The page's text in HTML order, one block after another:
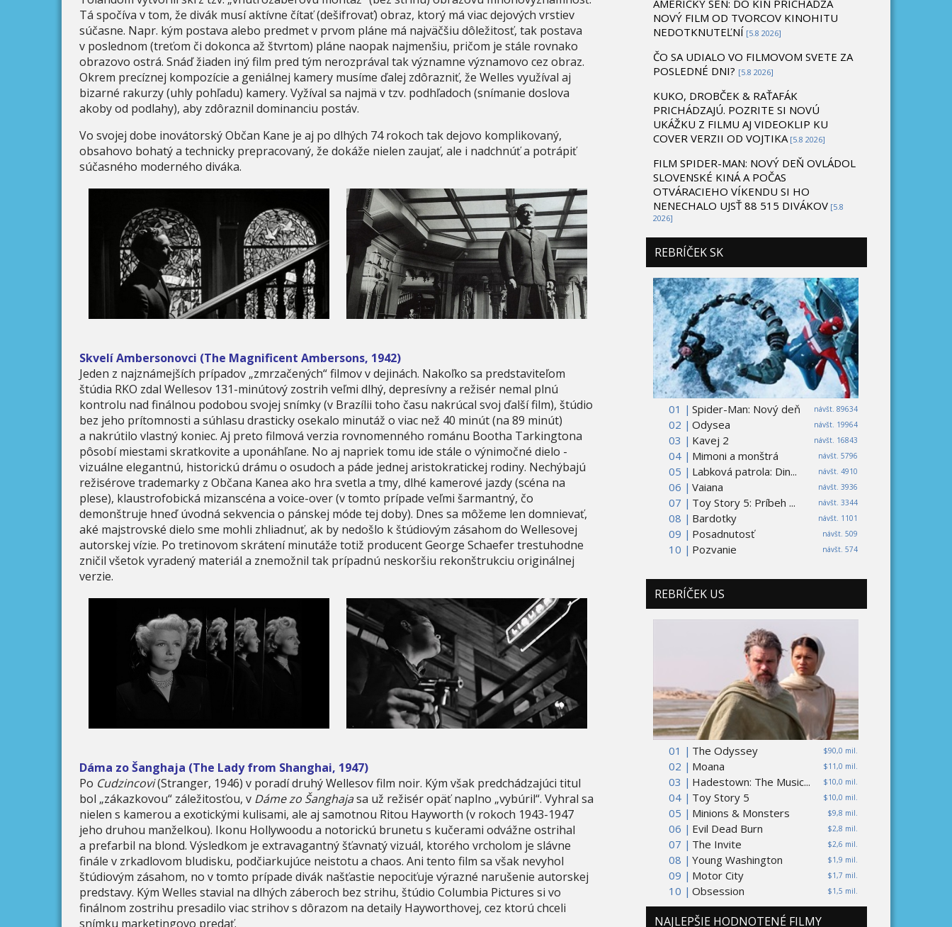
Tá spočíva v tom, že divák musí aktívne čítať (dešifrovať) obraz, ktorý má viac dejových vrstiev
súčasne. Napr. kým postava alebo predmet v prvom pláne má najväčšiu dôležitosť, tak postava
v poslednom (treťom či dokonca až štvrtom) pláne naopak najmenšiu, pričom je stále rovnako
obrazovo ostrá. Snáď žiaden iný film pred tým nerozprával tak významne významovo cez obraz.
Okrem precíznej kompozície a geniálnej kamery musíme ďalej zdôrazniť, že Welles využíval aj
bizarné rakurzy (uhly pohľadu) kamery. Vyžíval sa najmä v tzv. podhľadoch (snímanie doslova
akoby od podlahy), aby zdôraznil dominanciu postáv.
Vo svojej dobe inovátorský Občan Kane je aj po dlhých 74 rokoch tak dejovo komplikovaný,
obsahovo bohatý a technicky prepracovaný, že dokáže nielen zaujať, ale i nadchnúť a potrápiť
súčasného moderného diváka.
Skvelí Ambersonovci (The Magnificent Ambersons, 1942)
Jeden z najznámejších prípadov „zmrzačených“ filmov v dejinách. Nakoľko sa predstaviteľom
štúdia RKO zdal Wellesov 131-minútový zostrih veľmi dlhý, depresívny a režisér nemal plnú
kontrolu nad finálnou podobou svojej snímky (v Brazílii toho času nakrúcal svoj ďalší film), štúdio
bez jeho prítomnosti a súhlasu drasticky osekalo minutáž o viac než 40 minút (na 89 minút)
a nakrútilo vlastný koniec. Aj preto filmová verzia rovnomenného románu Bootha Tarkingtona
pôsobí miestami skratkovite a uponáhľane. No aj napriek tomu ide stále o výnimočné dielo -
vizuálne elegantnú, historickú drámu o osudoch a páde jednej aristokratickej rodiny. Nechýbajú
režisérove trademarky z Občana Kanea ako hra svetla a tmy, dlhé kamerové jazdy (scéna na
plese), klaustrofobická mizanscéna a voice-over (v tomto prípade veľmi šarmantný, čo
demonštruje hneď úvodná sekvencia o pánskej móde tej doby). Dnes sa môžeme len domnievať,
aké majstrovské dielo sme mohli zhliadnuť, ak by nedošlo k štúdiovým zásahom do Wellesovej
autorskej vízie. Po tretinovom skrátení minutáže totiž producent George Schaefer trestuhodne
zničil všetok vyradený materiál a znemožnil tak prípadnú neskoršiu rekonštrukciu originálnej
verzie.
Dáma zo Šanghaja (The Lady from Shanghai, 1947)
Po Cudzincovi(Stranger, 1946) v poradí druhý Wellesov film noir. Kým však predchádzajúci titul
bol „zákazkovou“ záležitosťou, v Dáme zo Šanghajasa už režisér opäť naplno „vybúril“. Vyhral sa
nielen s kamerou a exotickými kulisami, ale aj samotnou Ritou Hayworth (v rokoch 1943-1947
jeho druhou manželkou). Ikonu Hollywoodu a notorickú brunetu s kučerami odvážne ostrihal
a prefarbil na blond. Výsledkom je extravagantný šťavnatý vizuál, ktorého vrcholom je slávne
finále v zrkadlovom bludisku, podčiarkujúce neistotu a chaos. Ani tento film sa však nevyhol
štúdiovým zásahom, no v tomto prípade divák našťastie nepociťuje výrazné narušenie autorskej
predstavy. Kým Welles stavial na dlhých záberoch bez strihu, štúdio Columbia Pictures si vo
finálnom zostrihu presadilo viac strihov s dôrazom na detaily Hayworthovej, cez ktorú chceli
snímku marketingovo predať.
AMERICKÝ SEN: DO KÍN PRICHÁDZA
NOVÝ FILM OD TVORCOV KINOHITU
NEDOTKNUTEĽNÍ [5.8 2026]
ČO SA UDIALO VO FILMOVOM SVETE ZA
POSLEDNÉ DNI? [5.8 2026]
KUKO, DROBČEK & RAŤAFÁK
PRICHÁDZAJÚ. POZRITE SI NOVÚ
UKÁŽKU Z FILMU AJ VIDEOKLIP KU
COVER VERZII OD VOJTIKA [5.8 2026]
FILM SPIDER-MAN: NOVÝ DEŇ OVLÁDOL
SLOVENSKÉ KINÁ A POČAS
OTVÁRACIEHO VÍKENDU SI HO
NENECHALO UJSŤ 88 515 DIVÁKOV [5.8
2026]
REBRÍČEK SK
01 | návšt. 89634
Spider-Man: Nový deň
02 |
návšt. 19964
Odysea
03 |
návšt. 16843
Kavej 2
04 |
návšt. 5796
Mimoni a monštrá
05 |
návšt. 4910
Labková patrola: Din...
06 |
návšt. 3936
Vaiana
07 |
návšt. 3344
Toy Story 5: Príbeh ...
08 |
návšt. 1101
Bardotky
09 |
návšt. 509
Posadnutosť
10 |
návšt. 574
Pozvanie
REBRÍČEK US
01 | $90,0 mil.
The Odyssey
02 |
$11,0 mil.
Moana
03 |
$10,0 mil.
Hadestown: The Music...
04 |
$10,0 mil.
Toy Story 5
05 |
$9,8 mil.
Minions & Monsters
06 |
$2,8 mil.
Evil Dead Burn
07 |
$2,6 mil.
The Invite
08 |
$1,9 mil.
Young Washington
09 |
$1,7 mil.
Motor City
10 |
$1,5 mil.
Obsession
NAJLEPŠIE HODNOTENÉ FILMY